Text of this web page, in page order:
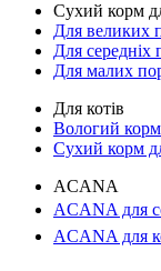
Сухий корм
Для великих
Для середніх
Для малих
Для котів
Вологий корм
Сухий корм
ACANA
ACANA для
ACANA для